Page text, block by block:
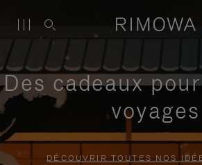
Des cadeaux
voyages
DÉCOUVRIR TOUTES NOS